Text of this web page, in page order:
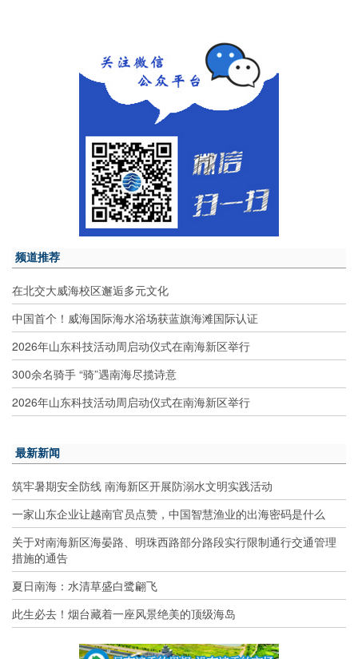
频道推荐
在北交大威海校区邂逅多元文化
中国首个！威海国际海水浴场获蓝旗海滩国际认证
2026年山东科技活动周启动仪式在南海新区举行
300余名骑手 “骑”遇南海尽揽诗意
2026年山东科技活动周启动仪式在南海新区举行
最新新闻
筑牢暑期安全防线 南海新区开展防溺水文明实践活动
一家山东企业让越南官员点赞，中国智慧渔业的出海密码是什么
关于对南海新区海晏路、明珠西路部分路段实行限制通行交通管理
措施的通告
夏日南海：水清草盛白鹭翩飞
此生必去！烟台藏着一座风景绝美的顶级海岛